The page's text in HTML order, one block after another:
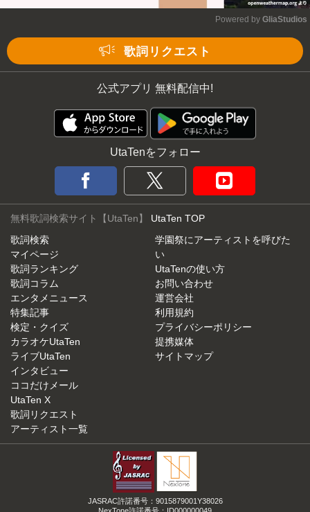
Powered by GliaStudios
歌詞リクエスト
公式アプリ 無料配信中!
UtaTenをフォロー
無料歌詞検索サイト【UtaTen】 UtaTen TOP
歌詞検索
マイページ
歌詞ランキング
歌詞コラム
エンタメニュース
特集記事
検定・クイズ
カラオケUtaTen
ライブUtaTen
インタビュー
ココだけメール
UtaTen X
歌詞リクエスト
アーティスト一覧
学園祭にアーティストを呼びた
い
UtaTenの使い方
お問い合わせ
運営会社
利用規約
プライバシーポリシー
提携媒体
サイトマップ
JASRAC許諾番号：9015879001Y38026
NexTone許諾番号：ID000000049